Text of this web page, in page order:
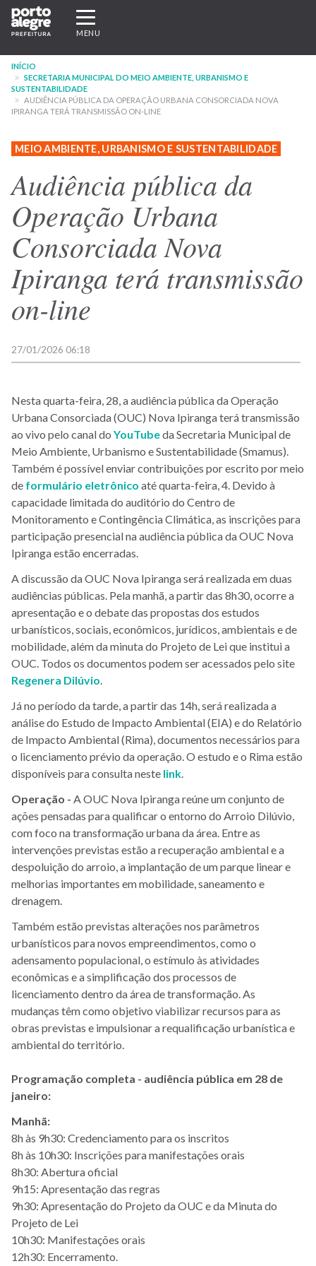
Pular
para
conteúdo
principal
Expandir/recolher
navegação
MENU
INÍCIO
SECRETARIA MUNICIPAL DO MEIO AMBIENTE, URBANISMO E
SUSTENTABILIDADE
AUDIÊNCIA PÚBLICA DA OPERAÇÃO URBANA CONSORCIADA NOVA
IPIRANGA TERÁ TRANSMISSÃO ON-LINE
MEIO AMBIENTE, URBANISMO E SUSTENTABILIDADE
Audiência pública da
Operação Urbana
Consorciada Nova
Ipiranga terá transmissão
on-line
27/01/2026 06:18
Nesta quarta-feira, 28, a audiência pública da Operação
Urbana Consorciada (OUC) Nova Ipiranga terá transmissão
ao vivo pelo canal do YouTubeda Secretaria Municipal de
Meio Ambiente, Urbanismo e Sustentabilidade (Smamus).
Também é possível enviar contribuições por escrito por meio
de formulário eletrônico até quarta-feira, 4. Devido à
capacidade limitada do auditório do Centro de
Monitoramento e Contingência Climática, as inscrições para
participação presencial na audiência pública da OUC Nova
Ipiranga estão encerradas.
A discussão da OUC Nova Ipiranga será realizada em duas
audiências públicas. Pela manhã, a partir das 8h30, ocorre a
apresentação e o debate das propostas dos estudos
urbanísticos, sociais, econômicos, jurídicos, ambientais e de
mobilidade, além da minuta do Projeto de Lei que institui a
OUC. Todos os documentos podem ser acessados pelo site
Regenera Dilúvio
Já no período da tarde, a partir das 14h, será realizada a
análise do Estudo de Impacto Ambiental (EIA) e do Relatório
de Impacto Ambiental (Rima), documentos necessários para
o licenciamento prévio da operação. O estudo e o Rima estão
disponíveis para consulta neste link
Operação - A OUC Nova Ipiranga reúne um conjunto de
ações pensadas para qualificar o entorno do Arroio Dilúvio,
com foco na transformação urbana da área. Entre as
intervenções previstas estão a recuperação ambiental e a
despoluição do arroio, a implantação de um parque linear e
melhorias importantes em mobilidade, saneamento e
drenagem.
Também estão previstas alterações nos parâmetros
urbanísticos para novos empreendimentos, como o
adensamento populacional, o estímulo às atividades
econômicas e a simplificação dos processos de
licenciamento dentro da área de transformação. As
mudanças têm como objetivo viabilizar recursos para as
obras previstas e impulsionar a requalificação urbanística e
ambiental do território.
Programação completa - audiência pública em 28 de
janeiro:
Manhã:
8h às 9h30: Credenciamento para os inscritos
8h às 10h30: Inscrições para manifestações orais
8h30: Abertura oficial
9h15: Apresentação das regras
9h30: Apresentação do Projeto da OUC e da Minuta do
Projeto de Lei
10h30: Manifestações orais
12h30: Encerramento.